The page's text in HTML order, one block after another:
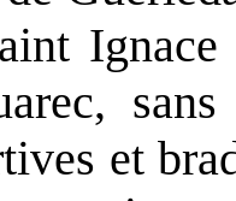
et